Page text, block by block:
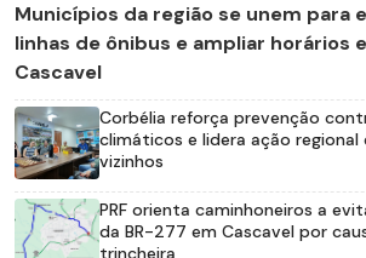
Municípios da região se unem para
linhas de ônibus e ampliar horários
Cascavel
Corbélia reforça prevenção
climáticos e lidera ação regional
vizinhos
PRF orienta caminhoneiros a
da BR-277 em Cascavel por
trincheira